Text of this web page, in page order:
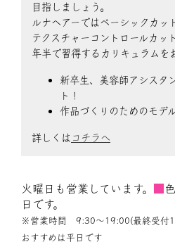
目指しましょう。
ルナヘアーではベーシックカッ
テクスチャーコントロールカッ
年半で習得するカリキュラムを
新卒生、美容師アシスタ
ト！
作品づくりのためのモデ
詳しくは コチラへ
火曜日も営業しています。
日です。
※営業時間 9:30〜19:00(最終受付
おすすめは平日です